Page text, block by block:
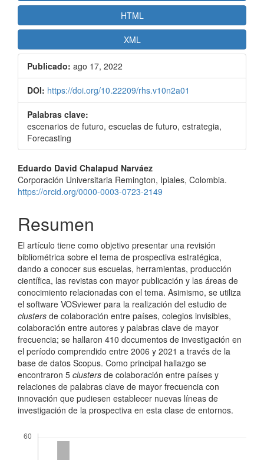
HTML
XML
Publicado: ago 17, 2022
DOI: https://doi.org/10.22209/rhs.v10n2a01
Palabras clave:
escenarios de futuro, escuelas de futuro, estrategia,
Forecasting
Contenido
principal
artículo
Eduardo David Chalapud Narváez
Corporación Universitaria Remington, Ipiales, Colombia.
https://orcid.org/0000-0003-0723-2149
Resumen
El artículo tiene como objetivo presentar una revisión
bibliométrica sobre el tema de prospectiva estratégica,
dando a conocer sus escuelas, herramientas, producción
científica, las revistas con mayor publicación y las áreas de
conocimiento relacionadas con el tema. Asimismo, se utiliza
el software VOSviewer para la realización del estudio de
clusters de colaboración entre países, colegios invisibles,
colaboración entre autores y palabras clave de mayor
frecuencia; se hallaron 410 documentos de investigación en
el período comprendido entre 2006 y 2021 a través de la
base de datos Scopus. Como principal hallazgo se
encontraron 5 clusters de colaboración entre países y
relaciones de palabras clave de mayor frecuencia con
innovación que pudiesen establecer nuevas líneas de
investigación de la prospectiva en esta clase de entornos.